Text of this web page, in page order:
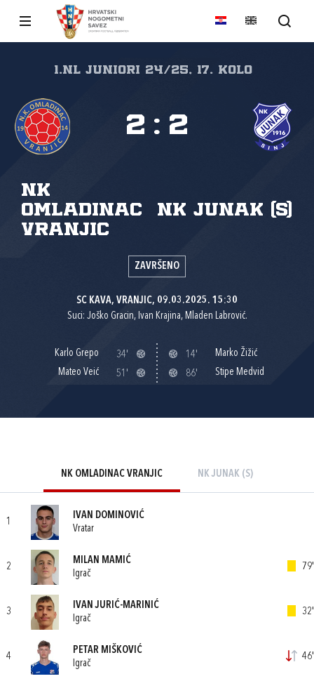
1.nl Juniori 24/25, 17. kolo
NK
Omladinac
Vranjic
NK Junak (S)
2 : 2
ZAVRŠENO
SC KAVA, VRANJIC, 09.03.2025. 15:30
Suci: Joško Gracin, Ivan Krajina, Mladen Labrović.
Karlo Grepo
34'
Mateo Veić
51'
14'
Marko Žižić
86'
Stipe Medvid
NK OMLADINAC VRANJIC NK JUNAK (S)
1
IVAN DOMINOVIĆ
Vratar
2
MILAN MAMIĆ
Igrač
79'
3
IVAN JURIĆ-MARINIĆ
Igrač
32'
4
PETAR MIŠKOVIĆ
Igrač
46'